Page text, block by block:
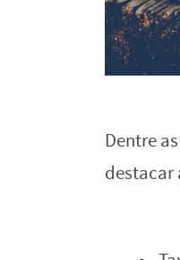
Dentre
destacar